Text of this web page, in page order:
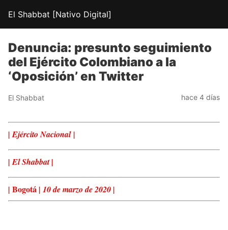
El Shabbat [Nativo Digital]
Denuncia: presunto seguimiento
del Ejército Colombiano a la
‘Oposición’ en Twitter
El Shabbat hace 4 días
| Ejército Nacional|
|El Shabbat |
| Bogotá| 10 de marzo de 2020|